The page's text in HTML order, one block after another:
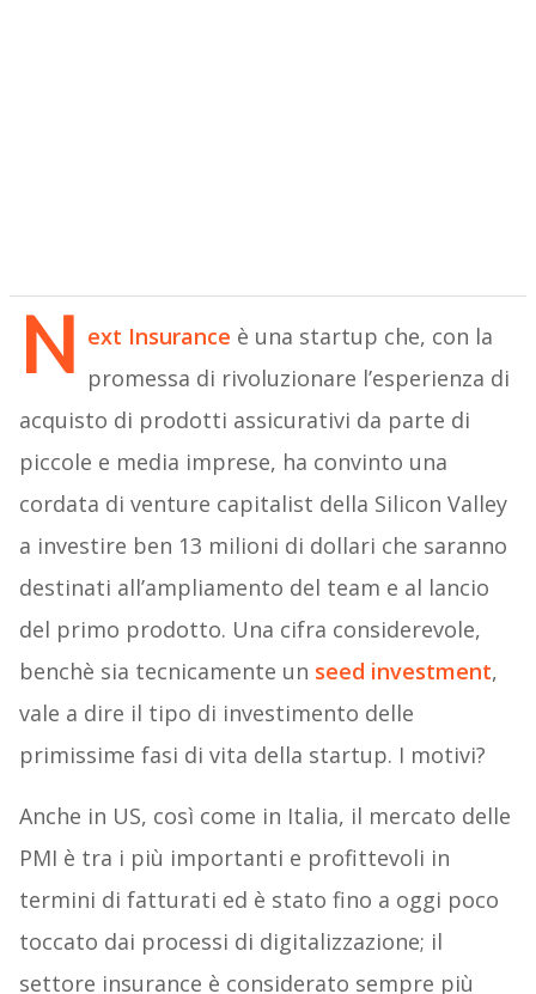
N ext Insurance è una startup che, con la
promessa di rivoluzionare l’esperienza di
acquisto di prodotti assicurativi da parte di
piccole e media imprese, ha convinto una
cordata di venture capitalist della Silicon Valley
a investire ben 13 milioni di dollari che saranno
destinati all’ampliamento del team e al lancio
del primo prodotto. Una cifra considerevole,
benchè sia tecnicamente un seed investment,
vale a dire il tipo di investimento delle
primissime fasi di vita della startup. I motivi?
Anche in US, così come in Italia, il mercato delle
PMI è tra i più importanti e profittevoli in
termini di fatturati ed è stato fino a oggi poco
toccato dai processi di digitalizzazione; il
settore insurance è considerato sempre più